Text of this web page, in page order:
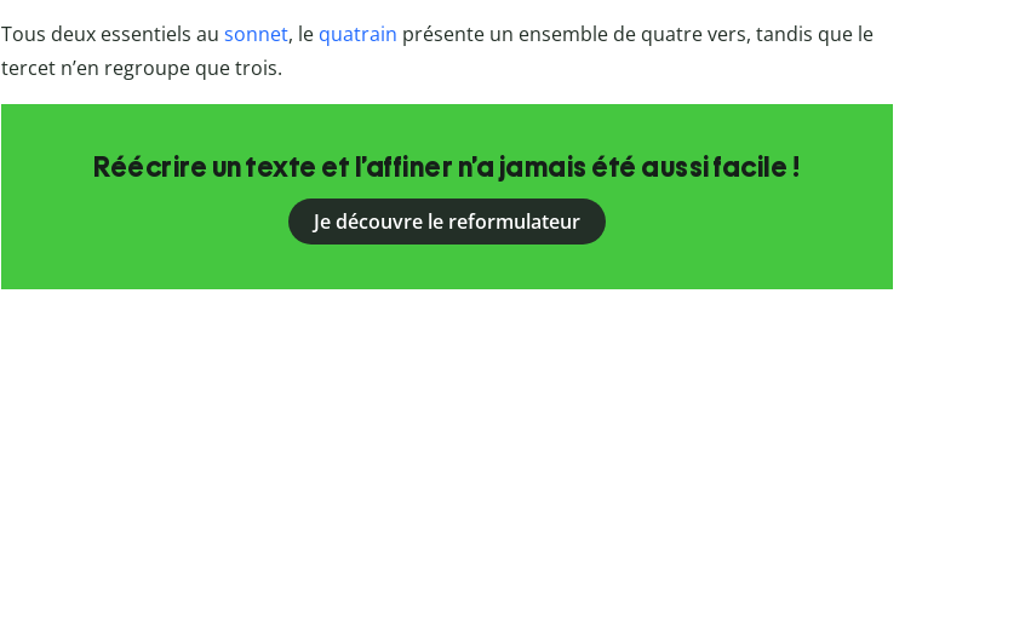
Tous deux essentiels au sonnet, le quatrain présente un ensemble de quatre vers, tandis que le
tercet n’en regroupe que trois.
Réécrire un texte et l’affiner n’a jamais été aussi facile !
Je découvre le reformulateur